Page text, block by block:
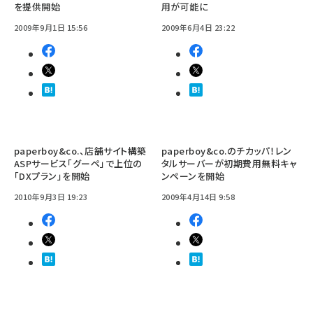
を提供開始
2009年9月1日 15:56
用が可能に
2009年6月4日 23:22
paperboy&co.、店舗サイト構築
ASPサービス「グーペ」で上位の
「DXプラン」を開始
2010年9月3日 19:23
paperboy&co.のチカッパ！レン
タルサーバーが初期費用無料キャ
ンペーンを開始
2009年4月14日 9:58